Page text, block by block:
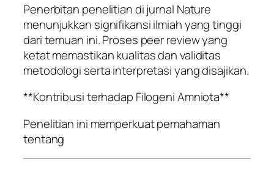
Penerbitan penelitian di jurnal Nature
menunjukkan signifikansi ilmiah yang tinggi
dari temuan ini. Proses peer review yang
ketat memastikan kualitas dan validitas
metodologi serta interpretasi yang disajikan.
**Kontribusi terhadap Filogeni Amniota**
Penelitian ini memperkuat pemahaman
tentang